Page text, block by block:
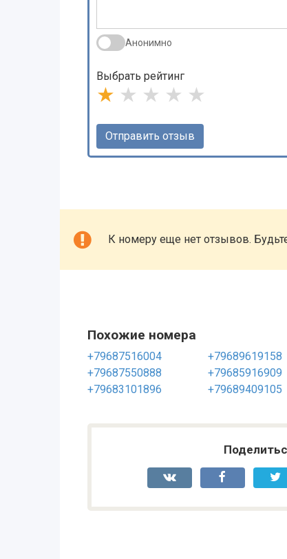
Анонимно
Выбрать рейтинг
★ ★ ★ ★ ★
К номеру еще нет отзывов.
Похожие номера
+79687516004 +79689619158
+79687550888
+79685916909
+79683101896
+79689409105